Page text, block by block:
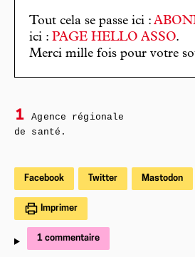
Tout cela se passe ici :
ici : PAGE HELLO ASSO.
Merci mille fois pour votre
1
Agence régionale
de santé.
Facebook Twitter Mastodon
Imprimer
1 commentaire